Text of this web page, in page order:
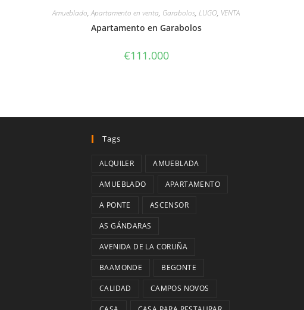
Amueblado,Apartamento en venta, Garabolos,LUGO, VENTA
Apartamento en Garabolos
€111.000
Tags
ALQUILER AMUEBLADA
AMUEBLADO APARTAMENTO
A PONTE ASCENSOR
AS GÁNDARAS
AVENIDA DE LA CORUÑA
BAAMONDE BEGONTE
CALIDAD CAMPOS NOVOS